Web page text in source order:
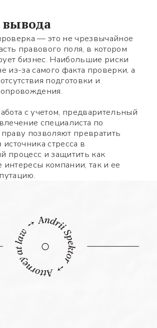
— это не чрезвычайное
правового поля, в котором
бизнес. Наибольшие риски
из-за самого факта проверки, а
подготовки и
с учетом, предварительный
специалиста по
позволяют превратить
стресса в
процесс и защитить как
компании, так и ее